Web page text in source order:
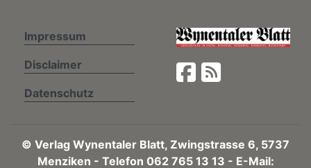
Impressum
Disclaimer
Datenschutz
© Verlag Wynentaler Blatt, Zwingstrasse 6, 5737
Menziken - Telefon 062 765 13 13 - E-Mail: